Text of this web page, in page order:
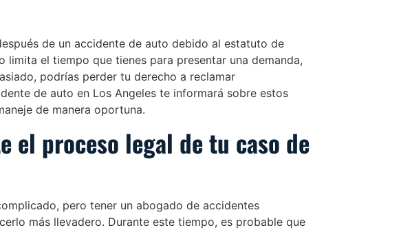
de un accidente de auto debido al estatuto de
limita el tiempo que tienes para presentar una demanda,
podrías perder tu derecho a reclamar
de auto en Los Angeles te informará sobre estos
de manera oportuna.
el proceso legal de tu caso de
pero tener un abogado de accidentes
más llevadero. Durante este tiempo, es probable que